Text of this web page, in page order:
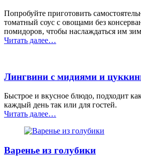
Попробуйте приготовить
томатный соус с овощами без
помидоров, чтобы наслаждаться им
Читать далее“Томатный
…
Лингвини с мидиями и
Быстрое и вкусное блюдо, подходит
каждый день так или для гостей.
Читать далее“Лингвини
мидиями
цуккини”
…
Варенье из голубики